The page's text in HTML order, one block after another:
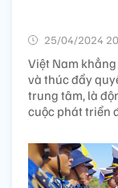
25/04/2024
Việt Nam
và thúc đẩy
trung tâm, là
cuộc phát triển